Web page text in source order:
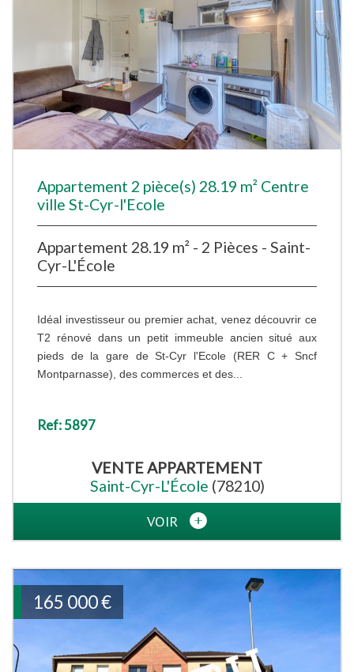
Appartement 2 pièce(s) 28.19 m² Centre
ville St-Cyr-l'Ecole
Appartement 28.19 m² - 2 Pièces - Saint-
Cyr-L'École
Idéal investisseur ou premier achat, venez découvrir ce
T2 rénové dans un petit immeuble ancien situé aux
pieds de la gare de St-Cyr l'Ecole (RER C + Sncf
Montparnasse), des commerces et des...
Ref: 5897
VENTEAPPARTEMENT
Saint-Cyr-L'École (78210)
VOIR
165 000€